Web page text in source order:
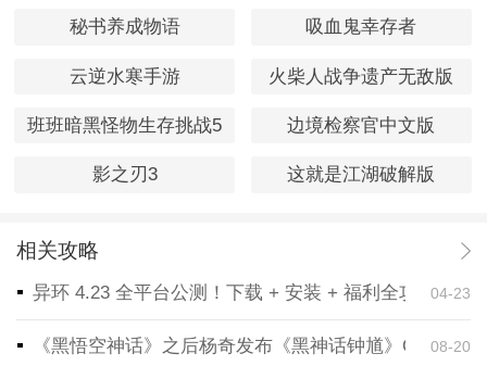
秘书养成物语 吸血鬼幸存者
云逆水寒手游 火柴人战争遗产无敌版
班班暗黑怪物生存挑战5 边境检察官中文版
影之刃3 这就是江湖破解版
相关攻略
异环 4.23 全平台公测！下载 + 安装 + 福利全攻略，一
04-23
《黑悟空神话》之后杨奇发布《黑神话钟馗》CG！预
08-20